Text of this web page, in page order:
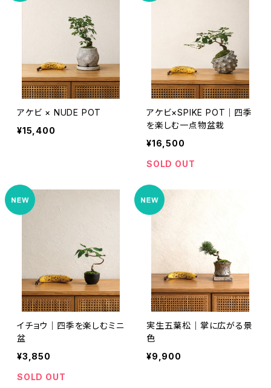
アケビ × NUDE POT
¥15,400
アケビ×SPIKE POT｜四季
を楽しむ一点物盆栽
¥16,500
SOLD OUT
イチョウ｜四季を楽しむミニ
盆
¥3,850
SOLD OUT
実生五葉松｜掌に広がる景
色
¥9,900